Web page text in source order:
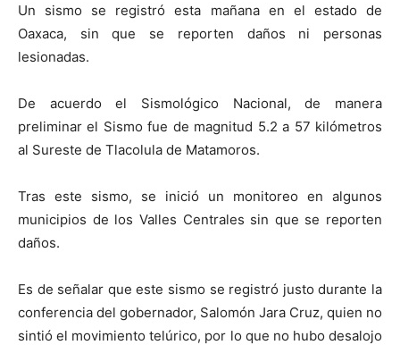
Un sismo se registró esta mañana en el estado de
Oaxaca, sin que se reporten daños ni personas
lesionadas.
De acuerdo el Sismológico Nacional, de manera
preliminar el Sismo fue de magnitud 5.2 a 57 kilómetros
al Sureste de Tlacolula de Matamoros.
Tras este sismo, se inició un monitoreo en algunos
municipios de los Valles Centrales sin que se reporten
daños.
Es de señalar que este sismo se registró justo durante la
conferencia del gobernador, Salomón Jara Cruz, quien no
sintió el movimiento telúrico, por lo que no hubo desalojo